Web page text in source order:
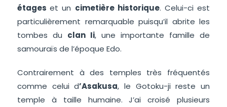
étageset un cimetière historique. Celui-ci est
particulièrement remarquable puisqu’il abrite les
tombes du clan Ii, une importante famille de
samouraïs de l’époque Edo.
Contrairement à des temples très fréquentés
comme celui d’Asakusa, le Gotoku-ji reste un
temple à taille humaine. J’ai croisé plusieurs